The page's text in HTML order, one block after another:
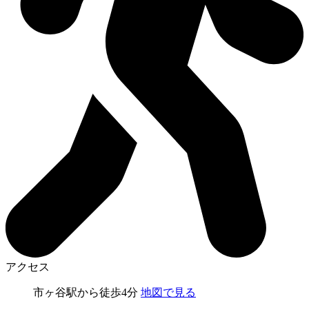
アクセス
市ヶ谷駅から徒歩4分 地図で見る